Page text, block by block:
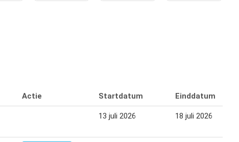
Actie Startdatum Einddatum
13 juli 2026 18 juli 2026